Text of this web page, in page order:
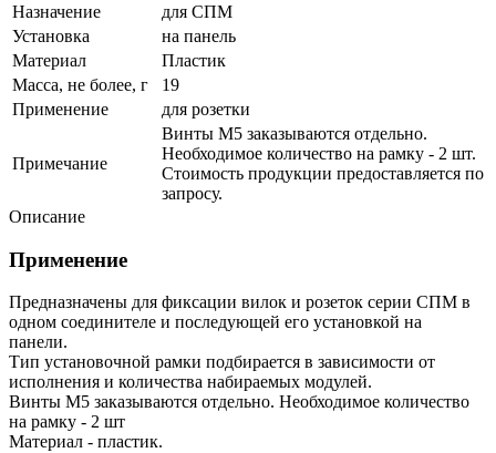
Назначение
для СПМ
Установка
на панель
Материал
Пластик
Масса, не более, г
19
Применение
для розетки
Примечание
Винты М5 заказываются отдельно.
Необходимое количество на рамку - 2 шт.
Стоимость продукции предоставляется по
запросу.
Описание
Применение
Предназначены для фиксации вилок и розеток серии СПМ в
одном соединителе и последующей его установкой на
панели.
Тип установочной рамки подбирается в зависимости от
исполнения и количества набираемых модулей.
Винты М5 заказываются отдельно. Необходимое количество
на рамку - 2 шт
Материал - пластик.